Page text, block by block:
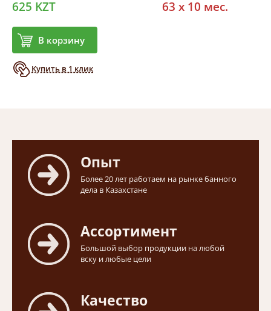
625 KZT
В корзину
Купить в 1 клик
63 x 10 мес.
Опыт
Более 20 лет работаем на рынке банного
дела в Казахстане
Ассортимент
Большой выбор продукции на любой
вску и любые цели
Качество